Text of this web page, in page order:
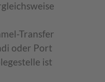
Transfer
oder Port
ist